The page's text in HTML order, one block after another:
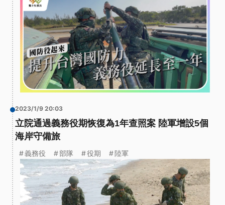
2023/1/9 20:03
立院通過義務役期恢復為1年查照案 陸軍增設5個
海岸守備旅
義務役 部隊 役期 陸軍